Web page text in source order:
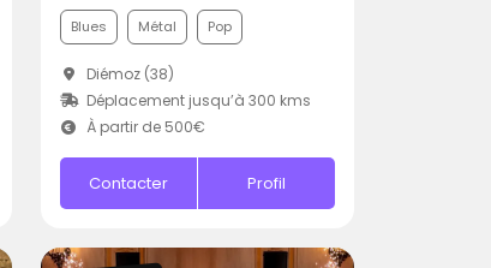
Blues Métal Pop
Diémoz (38)
Déplacement jusqu’à 300 kms
À partir de 500€
Contacter Profil